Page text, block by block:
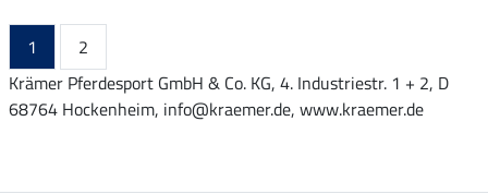
1
2
Krämer Pferdesport GmbH & Co. KG, 4. Industriestr. 1 + 2, D
68764 Hockenheim, info@kraemer.de, www.kraemer.de